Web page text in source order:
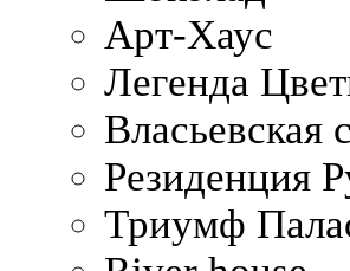
Арт-Хаус
Легенда
Власьевская
Резиденция
Триумф